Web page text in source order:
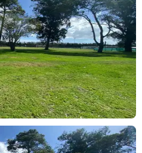
por el propietario o por el
actualizados a la hora de la
que pueden arrojar
de los datos exactos.
para brindarle toda